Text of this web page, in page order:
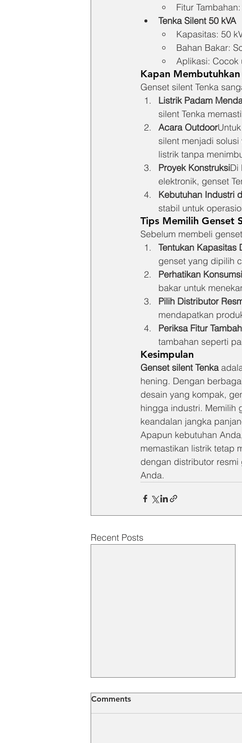
Fitur
Tenka Silent 50 kVA
Kapasitas: 50
Bahan Bakar:
Aplikasi:
Kapan
Genset silent Tenka
Listrik Padam
silent Tenka
Acara Outdoor
silent menjadi
listrik tanpa
Proyek KonstruksiDi
elektronik, genset
Kebutuhan Industri
stabil untuk
Tips Memilih Genset
Sebelum membeli
Tentukan Kapasitas
genset yang dipilih
Perhatikan
bakar untuk
Pilih Distributor
mendapatkan
Periksa Fitur
tambahan seperti
Kesimpulan
Genset silent Tenka
hening. Dengan
desain yang kompak,
hingga industri. Memilih
keandalan jangka
Apapun kebutuhan
memastikan listrik tetap
dengan distributor
Anda.
Recent Posts
Comments